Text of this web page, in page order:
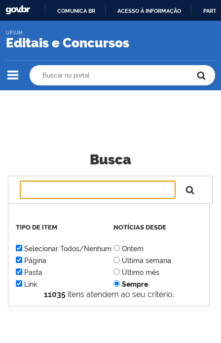
O
COMUNICA BR ACESSO À INFORMAÇÃO
Editais e Concursos
UFVJM
Busca
11035itens atendem ao seu critério.
TIPO DE ITEM
Selecionar Todos/Nenhum
Página
Pasta
Link
NOTÍCIAS DESDE
Ontem
Última semana
Último mês
Sempre